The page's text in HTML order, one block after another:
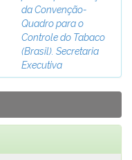
da Convenção-
Quadro para o
Controle do Tabaco
(Brasil). Secretaria
Executiva